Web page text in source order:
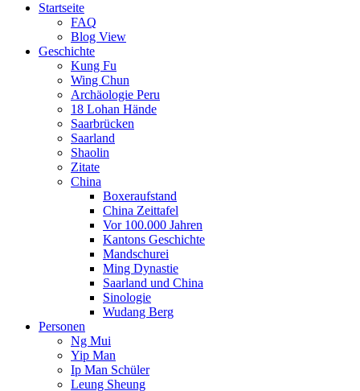
Startseite
FAQ
Blog View
Geschichte
Kung Fu
Wing Chun
Archäologie Peru
18 Lohan Hände
Saarbrücken
Saarland
Shaolin
Zitate
China
Boxeraufstand
China Zeittafel
Vor 100.000 Jahren
Kantons Geschichte
Mandschurei
Ming Dynastie
Saarland und China
Sinologie
Wudang Berg
Personen
Ng Mui
Yip Man
Ip Man Schüler
Leung Sheung